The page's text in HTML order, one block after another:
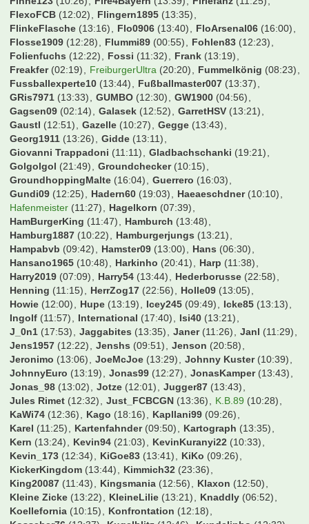
Daniel089 (03:54) Dannis_23(12:07) Danny1895(12:38)
Deilginis(13:38) Denis(02:57) DennisHopper
Der S1904(19:45) DerGast(12:39) DesertWolf(08:22)
DieterEilts(08:20) Dolly(13:44) Domi85(13:21)
Domi89(23:38) Domidomdom(11:10) DonChori(22:21)
DonVitoCorleone(09:44) Don_Pao(13:40)
Doppelpass(10:58) Dorfrocker(21:37) Doth78(07:23)
DrKnut (09:38) Dravil(11:27) Dropicz(11:09)
Dschorgo (23:38) Duet01(10:13) Duffman0815(13:44)
Dugdi(11:50) EP-GH(09:26) ESVAUWE(11:41)
EgalWohin09(13:32) Eggi91(10:53)
EisTee(13:36) Ekken (23:01) ElBarto(13:44)
ElbePower (12:11) Erenmann(13:23) Escape80
Esse1909(11:08) Essen U-Haft(09:25) Exorzischt
F2dP(12:19) FCB96(13:33) FCB_Freak(18:34)
FCBxFCSP(21:07) FCK1900(13:12) FC_S6
FL-Borusse (13:35) Falien(13:35) FeSch(13:01)
Felix00(11:48) Filzius (13:34) Finale Oho(18:00)
Finne123(10:26) Fire4Bayern (13:39) Firlefanz(11:25)
FlexoFCB(12:02) Flingern1895 (13:35)
FlinkeFlasche(13:16) Flo0906 (13:40) FloArsenal06(16:00)
Flosse1909(12:28) Flummi89(00:55) Fohlen83(12:23)
Folienfuchs(12:22) Fossi(11:32) Frank (13:19)
Freakfer(02:19) FreiburgerUltra(20:20) Fummelkönig
Fussballexperte10(13:44) Fußballmaster007(13:37)
GRis7971 (13:33) GUMBO (12:30) GW1900(04:56)
Gagsen09(02:14) Galasek(12:52) GarretHSV (13:21)
Gaustl(12:51) Gazelle(10:27) Gegge (13:43)
Georg1911(13:26) Gidde(13:11)
Giovanni Trappadoni(11:11) Gladbachschanki(19:21)
Golgolgol(21:49) Groundchecker(10:15)
GroundhoppingMalte(16:04) Guerrero(16:03)
Gundi09(12:25) Hadern60(19:03) Haeaeschdner(10:10)
Hafenmeister(11:27) Hagelkorn(07:39)
HamBurgerKing (11:47) Hamburch(13:48)
Hamburg1887(10:22) Hamburgerjungs (13:21)
Hampabvb(09:42) Hamster09(13:00) Hans(06:30)
Hansano1965(10:48) Harkinho(20:41) Harp